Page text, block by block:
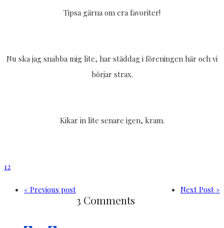
Tipsa gärna om era favoriter!
Nu ska jag snabba mig lite, har städdag i föreningen här och vi
börjar strax.
Kikar in lite senare igen, kram.
12
« Previous post Next Post »
3 Comments